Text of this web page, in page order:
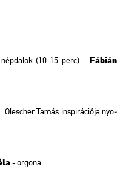
(10-15 perc) - Fá­bi­án
|Olescher Tamás ins­pi­rá­ci­ó­ja nyo­
- or­go­na